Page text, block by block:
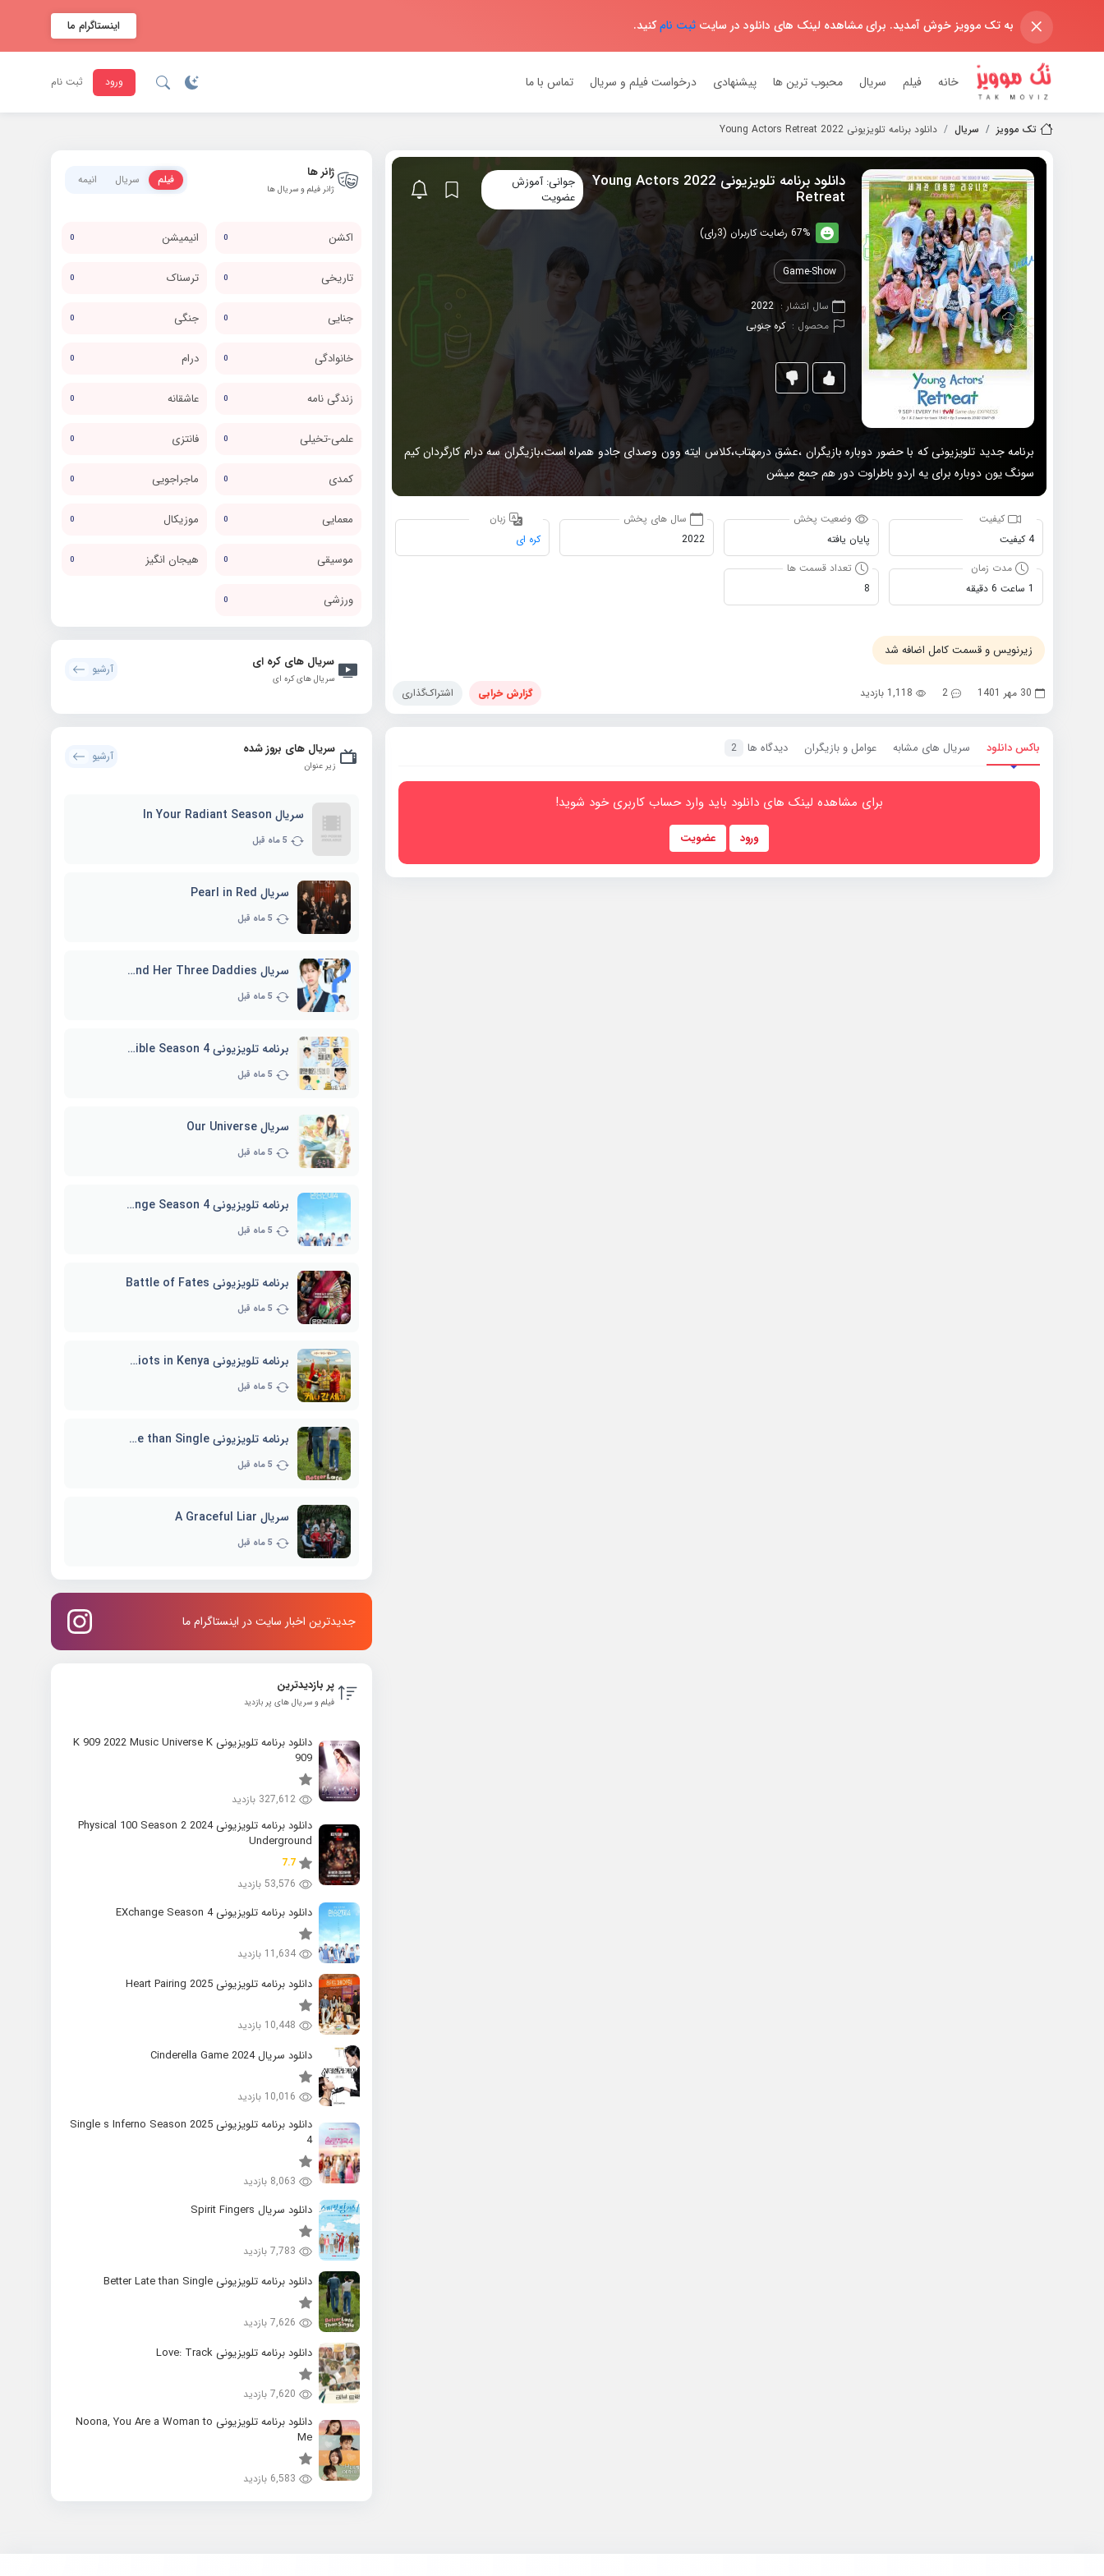
× به تک موویز خوش آمدید. برای مشاهده لینک های دانلود در سایت ثبت نامکنید. اینستاگرام ما
خانه فیلم سریال محبوب ترین ها پیشنهادی درخواست فیلم و سریال تماس با ما ورود ثبت نام
تک موویز سریال دانلود برنامه تلویزیونی 2022 Young Actors Retreat
دانلود برنامه تلویزیونی 2022 Young Actors
Retreat
جوانی: آموزش
عضویت
67% رضایت کاربران (3رای)
Game-Show
سال انتشار : 2022
محصول : کره جنوبی
برنامه جدید تلویزیونی که با حضور دوباره بازیگران ،عشق درمهتاب،کلاس ایته وون وصدای جادو همراه است،بازیگران سه درام کارگردان کیم
سونگ یون دوباره برای یه اردو باطراوت دور هم جمع میشن
کیفیت
4 کیفیت
وضعیت پخش
پایان یافته
سال های پخش
2022
زبان
کره ای
مدت زمان
1 ساعت 6 دقیقه
تعداد قسمت ها
8
زیرنویس و قسمت کامل اضافه شد
30 مهر 1401 2 1,118 بازدید گزارش خرابی اشتراک‌گذاری
باکس دانلود سریال های مشابه عوامل و بازیگران دیدگاه ها 2
برای مشاهده لینک های دانلود باید وارد حساب کاربری خود شوید!
ورود عضویت
ژانر ها
ژانر فیلم و سریال ها
فیلم سریال انیمه
اکشن 0 انیمیشن 0
تاریخی 0 ترسناک 0
جنایی 0 جنگی 0
خانوادگی 0 درام 0
زندگی نامه 0 عاشقانه 0
علمی-تخیلی 0 فانتزی 0
کمدی 0 ماجراجویی 0
معمایی 0 موزیکال 0
موسیقی 0 هیجان انگیز 0
ورزشی 0
سریال های کره ای
سریال های کره ای
آرشیو
سریال های بروز شده
زیر عنوان
آرشیو
سریال In Your Radiant Season
5 ماه قبل
سریال Pearl in Red
5 ماه قبل
سریال Marie and Her Three Daddies
5 ماه قبل
برنامه تلویزیونی Whenever Possible Season 4
5 ماه قبل
سریال Our Universe
5 ماه قبل
برنامه تلویزیونی EXchange Season 4
5 ماه قبل
برنامه تلویزیونی Battle of Fates
5 ماه قبل
برنامه تلویزیونی Three Idiots in Kenya
5 ماه قبل
برنامه تلویزیونی Better Late than Single
5 ماه قبل
سریال A Graceful Liar
5 ماه قبل
جدیدترین اخبار سایت در اینستاگرام ما
پر بازدیدترین
فیلم و سریال های پر بازدید
دانلود برنامه تلویزیونی K 909 2022 Music Universe K
909
327,612 بازدید
دانلود برنامه تلویزیونی 2024 Physical 100 Season 2
Underground
7.7
53,576 بازدید
دانلود برنامه تلویزیونی EXchange Season 4
11,634 بازدید
دانلود برنامه تلویزیونی 2025 Heart Pairing
10,448 بازدید
دانلود سریال 2024 Cinderella Game
10,016 بازدید
دانلود برنامه تلویزیونی 2025 Single s Inferno Season
4
8,063 بازدید
دانلود سریال Spirit Fingers
7,783 بازدید
دانلود برنامه تلویزیونی Better Late than Single
7,626 بازدید
دانلود برنامه تلویزیونی Love: Track
7,620 بازدید
دانلود برنامه تلویزیونی Noona, You Are a Woman to
Me
6,583 بازدید